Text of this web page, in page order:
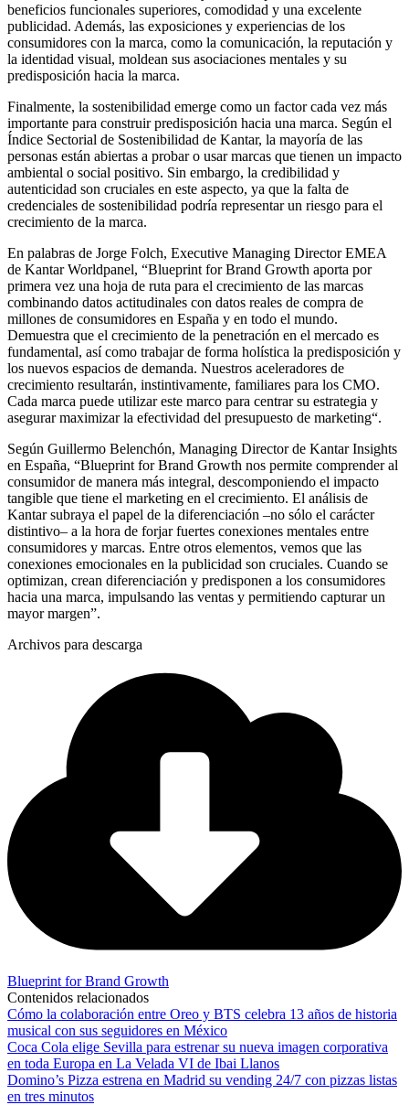
beneficios funcionales superiores, comodidad y una excelente
publicidad. Además, las exposiciones y experiencias de los
consumidores con la marca, como la comunicación, la reputación y
la identidad visual, moldean sus asociaciones mentales y su
predisposición hacia la marca.
Finalmente, la sostenibilidad emerge como un factor cada vez más
importante para construir predisposición hacia una marca. Según el
Índice Sectorial de Sostenibilidad de Kantar, la mayoría de las
personas están abiertas a probar o usar marcas que tienen un impacto
ambiental o social positivo. Sin embargo, la credibilidad y
autenticidad son cruciales en este aspecto, ya que la falta de
credenciales de sostenibilidad podría representar un riesgo para el
crecimiento de la marca.
En palabras de Jorge Folch, Executive Managing Director EMEA
de Kantar Worldpanel, “Blueprint for Brand Growth aporta por
primera vez una hoja de ruta para el crecimiento de las marcas
combinando datos actitudinales con datos reales de compra de
millones de consumidores en España y en todo el mundo.
Demuestra que el crecimiento de la penetración en el mercado es
fundamental, así como trabajar de forma holística la predisposición y
los nuevos espacios de demanda. Nuestros aceleradores de
crecimiento resultarán, instintivamente, familiares para los CMO.
Cada marca puede utilizar este marco para centrar su estrategia y
asegurar maximizar la efectividad del presupuesto de marketing“.
Según Guillermo Belenchón, Managing Director de Kantar Insights
en España, “Blueprint for Brand Growth nos permite comprender al
consumidor de manera más integral, descomponiendo el impacto
tangible que tiene el marketing en el crecimiento. El análisis de
Kantar subraya el papel de la diferenciación –no sólo el carácter
distintivo– a la hora de forjar fuertes conexiones mentales entre
consumidores y marcas. Entre otros elementos, vemos que las
conexiones emocionales en la publicidad son cruciales. Cuando se
optimizan, crean diferenciación y predisponen a los consumidores
hacia una marca, impulsando las ventas y permitiendo capturar un
mayor margen”.
Archivos para descarga
Blueprint for Brand Growth
Contenidos relacionados
Cómo la colaboración entre Oreo y BTS celebra 13 años de historia
musical con sus seguidores en México
Coca Cola elige Sevilla para estrenar su nueva imagen corporativa
en toda Europa en La Velada VI de Ibai Llanos
Domino’s Pizza estrena en Madrid su vending 24/7 con pizzas listas
en tres minutos